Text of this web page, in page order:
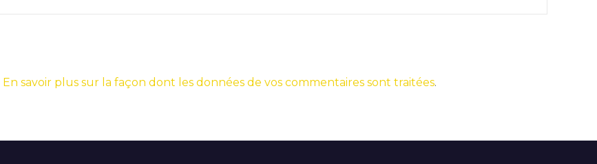
En savoir plus sur la façon dont les données de vos commentaires sont traitées.